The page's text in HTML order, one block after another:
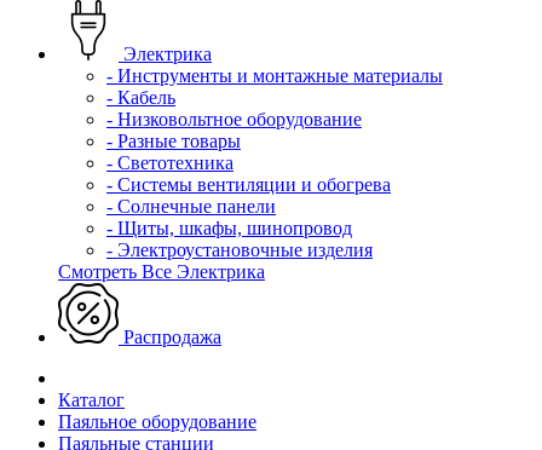
Электрика
- Инструменты и монтажные материалы
- Кабель
- Низковольтное оборудование
- Разные товары
- Светотехника
- Системы вентиляции и обогрева
- Солнечные панели
- Щиты, шкафы, шинопровод
- Электроустановочные изделия
Смотреть Все Электрика
Распродажа
Каталог
Паяльное оборудование
Паяльные станции